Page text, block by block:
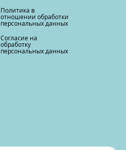
Политика в
отношении обработки
персональных данных
Согласие на
обработку
персональных данных